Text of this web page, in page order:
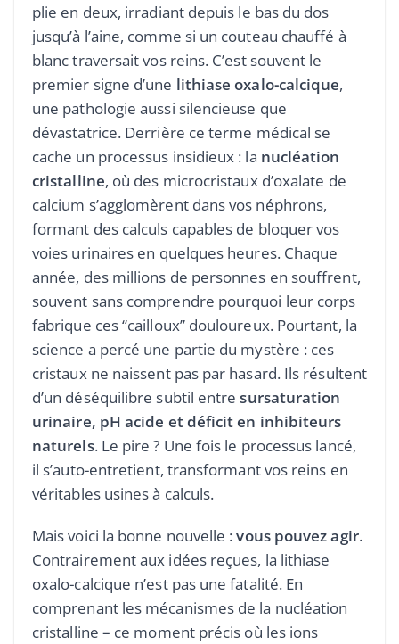
plie en deux, irradiant depuis le bas du dos
jusqu’à l’aine, comme si un couteau chauffé à
blanc traversait vos reins. C’est souvent le
premier signe d’une lithiase oxalo-calcique,
une pathologie aussi silencieuse que
dévastatrice. Derrière ce terme médical se
cache un processus insidieux : la nucléation
cristalline, où des microcristaux d’oxalate de
calcium s’agglomèrent dans vos néphrons,
formant des calculs capables de bloquer vos
voies urinaires en quelques heures. Chaque
année, des millions de personnes en souffrent,
souvent sans comprendre pourquoi leur corps
fabrique ces “cailloux” douloureux. Pourtant, la
science a percé une partie du mystère : ces
cristaux ne naissent pas par hasard. Ils résultent
d’un déséquilibre subtil entresursaturation
urinaire, pH acide et déficit en inhibiteurs
naturels. Le pire ? Une fois le processus lancé,
il s’auto-entretient, transformant vos reins en
véritables usines à calculs.
Mais voici la bonne nouvelle :vous pouvez agir.
Contrairement aux idées reçues, la lithiase
oxalo-calcique n’est pas une fatalité. En
comprenant les mécanismes de la nucléation
cristalline – ce moment précis où les ions